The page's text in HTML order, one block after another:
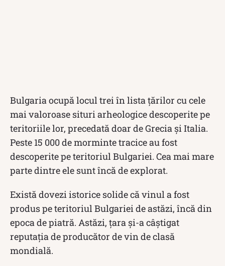
Bulgaria ocupă locul trei în lista țărilor cu cele
mai valoroase situri arheologice descoperite pe
teritoriile lor, precedată doar de Grecia și Italia.
Peste 15 000 de morminte tracice au fost
descoperite pe teritoriul Bulgariei. Cea mai mare
parte dintre ele sunt încă de explorat.
Există dovezi istorice solide că vinul a fost
produs pe teritoriul Bulgariei de astăzi, încă din
epoca de piatră. Astăzi, țara și-a câștigat
reputația de producător de vin de clasă
mondială.